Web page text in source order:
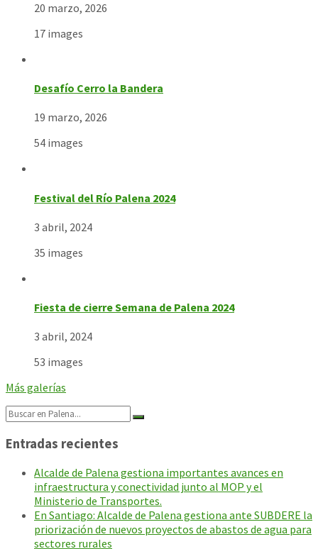
20 marzo, 2026
17 images
Desafío Cerro la Bandera
19 marzo, 2026
54 images
Festival del Río Palena 2024
3 abril, 2024
35 images
Fiesta de cierre Semana de Palena 2024
3 abril, 2024
53 images
Más galerías
Search:
Entradas recientes
Alcalde de Palena gestiona importantes avances en
infraestructura y conectividad junto al MOP y el
Ministerio de Transportes.
En Santiago: Alcalde de Palena gestiona ante SUBDERE la
priorización de nuevos proyectos de abastos de agua para
sectores rurales